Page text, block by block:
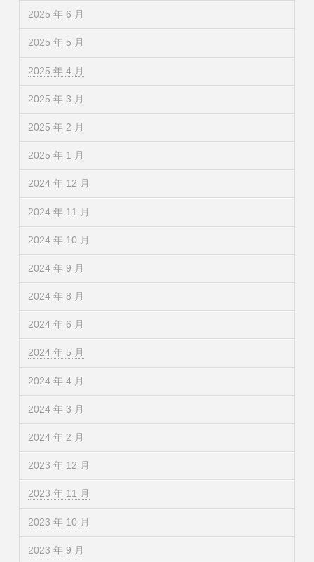
2025 年 6 月
2025 年 5 月
2025 年 4 月
2025 年 3 月
2025 年 2 月
2025 年 1 月
2024 年 12 月
2024 年 11 月
2024 年 10 月
2024 年 9 月
2024 年 8 月
2024 年 6 月
2024 年 5 月
2024 年 4 月
2024 年 3 月
2024 年 2 月
2023 年 12 月
2023 年 11 月
2023 年 10 月
2023 年 9 月